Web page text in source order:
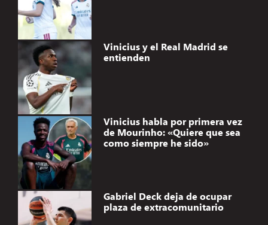
Vinicius y el Real Madrid se
entienden
Vinicius habla por primera vez
de Mourinho: «Quiere que sea
como siempre he sido»
Gabriel Deck deja de ocupar
plaza de extracomunitario